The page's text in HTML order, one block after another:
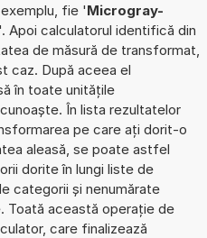
fie 'Microgray-
Apoi calculatorul identifică din
de măsură de transformat,
caz. După aceea el
în toate unitățile
În lista rezultatelor
pe care ați dorit-o
aleasă, se poate astfel
dorite în lungi liste de
categorii și nenumărate
Toată această operație de
care finalizează